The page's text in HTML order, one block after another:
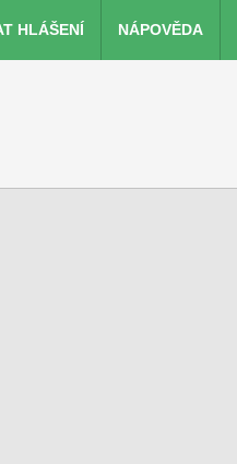
NÁPOVĚDA
HLÁŠENÍ